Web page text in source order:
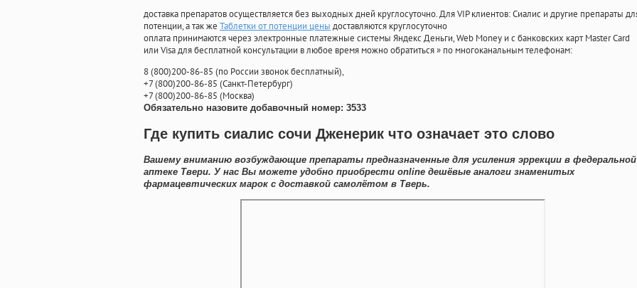
доставка препаратов осуществляется без выходных дней круглосуточно. Для VIP клиентов: Сиалис и другие препараты
потенции, а так же Таблетки от потенции цены доставляются круглосуточно
оплата принимаются через электронные платежные системы Яндекс Деньги, Web Money и с банковских карт Master Card
или Visa для бесплатной консультации в любое время можно обратиться» по многоканальным телефонам:
8(800)200-86-85 (по России звонок бесплатный),
+7(800)200-86-85 (Санкт-Петербург)
+7(800)200-86-85 (Москва)
Обязательно назовите добавочный номер: 3533
Где купить сиалис сочи Дженерик что означает это слово
Вашему вниманию возбуждающие препараты предназначенные для усиления эррекции в федеральной
аптеке Твери. У нас Вы можете удобно приобрести online дешёвые аналоги знаменитых
фармацевтических марок с доставкой самолётом в Тверь.